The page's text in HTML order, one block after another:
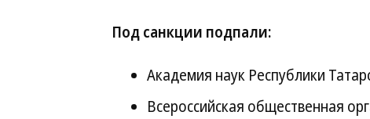
Под санкции подпали:
Академия наук Республики
Всероссийская общественная